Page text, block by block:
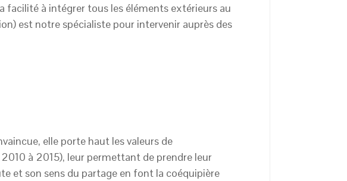
facilité à intégrer tous les éléments extérieurs au
est notre spécialiste pour intervenir auprès des
elle porte haut les valeurs de
2010 à 2015), leur permettant de prendre leur
et son sens du partage en font la coéquipière